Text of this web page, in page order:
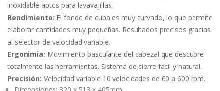
inoxidable aptos para lavavajillas.
Rendimiento: El fondo de cuba es muy curvado, lo que permite
elaborar cantidades muy pequeñas. Resultados precisos gracias
al selector de velocidad variable.
Ergonimia: Movimiento basculante del cabezal que descubre
totalmente las herramientas. Sistema de cierre fácil y natural.
Precisión: Velocidad variable 10 velocidades de 60 a 600 rpm.